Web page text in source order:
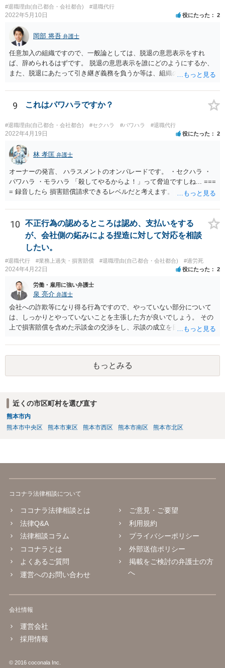
#退職理由(自己都合・会社都合) #退職代行
2022年5月10日 役にたった 2
岡部 将吾 弁護士
任意加入の組織ですので、一般論としては、脱退の意思表示をすれ
ば、辞められるはずです。 脱退の意思表示を誰にどのようにするか、
また、脱退にあたって引き継ぎ義務を負うか等は、組織の実態等を踏
もう少し具体的な対応方法についてアドバイスを受けられると思いま
す。
9 これはパワハラですか？
#退職理由(自己都合・会社都合) #セクハラ #パワハラ #退職代行
2022年4月19日 役にたった 2
林 孝匡 弁護士
オーナーの発言、 ハラスメントのオンパレードです。 ・セクハラ ・
パワハラ ・モラハラ 「殺してやるからよ！」って脅迫ですしね... ===
= 録音したら 損害賠償請求できるレベルだと考えます。 ━━━━━━
え方 ・パワハラ裁判例については、 私がブログを書いています。 プ
ロフィールのリンクから飛べます。 ご参考になれば幸いです。
10
不正行為の認めるところは認め、支払いをする
が、会社側の妬みによる捏造に対して対応を相談
したい。
#退職代行 #業務上過失・損害賠償 #退職理由(自己都合・会社都合) #過労死
2024年4月22日 役にたった 2
労働・雇用に強い弁護士
泉 亮介 弁護士
会社への詐欺等になり得る行為ですので、やっていない部分について
は、しっかりとやっていないことを主張した方が良いでしょう。 その
上で損害賠償を含めた示談金の交渉をし、示談の成立を目指す必要が
もっとみる
近くの市区町村を選び直す
熊本市内
熊本市中央区
熊本市東区 熊本市西区 熊本市南区 熊本市北区
ココナラ法律相談について
ココナラ法律相談とは
法律Q&A
法律相談コラム
ココナラとは
よくあるご質問
運営へのお問い合わせ
ご意見・ご要望
利用規約
プライバシーポリシー
外部送信ポリシー
掲載をご検討の弁護士の方
へ
会社情報
運営会社
採用情報
© 2016 coconala Inc.